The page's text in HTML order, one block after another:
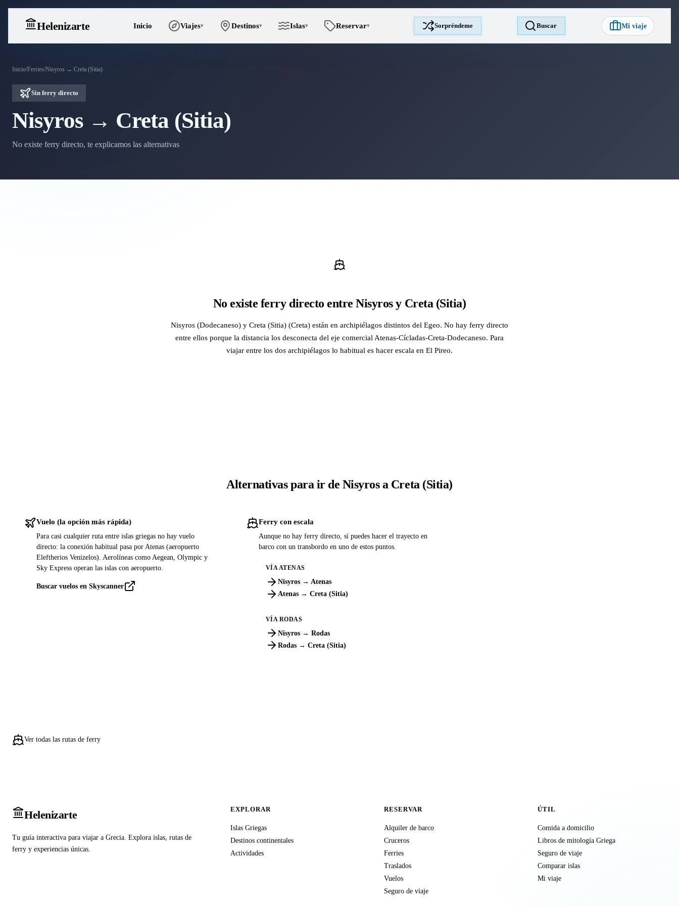
Helenizarte Inicio Viajes▾ Destinos▾ Islas▾ Reservar▾ Sorpréndeme Buscar Mi viaje
Inicio/Ferries/Nisyros → Creta (Sitia)
Sin ferry directo
Nisyros → Creta (Sitia)
No existe ferry directo, te explicamos las alternativas
No existe ferry directo entre Nisyros y Creta (Sitia)
Nisyros (Dodecaneso) y Creta (Sitia) (Creta) están en archipiélagos distintos del Egeo. No hay ferry directo
entre ellos porque la distancia los desconecta del eje comercial Atenas-Cícladas-Creta-Dodecaneso. Para
viajar entre los dos archipiélagos lo habitual es hacer escala en El Pireo.
Alternativas para ir de Nisyros a Creta (Sitia)
Vuelo (la opción más rápida)
Para casi cualquier ruta entre islas griegas no hay vuelo
directo: la conexión habitual pasa por Atenas (aeropuerto
Eleftherios Venizelos). Aerolíneas como Aegean, Olympic y
Sky Express operan las islas con aeropuerto.
Buscar vuelos en Skyscanner
Ferry con escala
Aunque no hay ferry directo, sí puedes hacer el trayecto en
barco con un transbordo en uno de estos puntos.
VÍA ATENAS
Nisyros → Atenas
Atenas → Creta (Sitia)
VÍA RODAS
Nisyros → Rodas
Rodas → Creta (Sitia)
Ver todas las rutas de ferry
Helenizarte
Tu guía interactiva para viajar a Grecia. Explora islas, rutas de
ferry y experiencias únicas.
EXPLORAR
Islas Griegas
Destinos continentales
Actividades
RESERVAR
Alquiler de barco
Cruceros
Ferries
Traslados
Vuelos
Seguro de viaje
ÚTIL
Comida a domicilio
Libros de mitología Griega
Seguro de viaje
Comparar islas
Mi viaje